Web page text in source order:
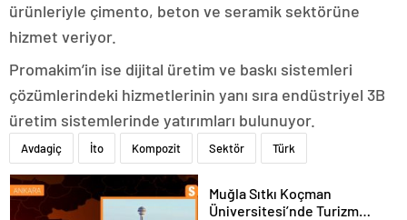
ürünleriyle çimento, beton ve seramik sektörüne
hizmet veriyor.
Promakim’in ise dijital üretim ve baskı sistemleri
çözümlerindeki hizmetlerinin yanı sıra endüstriyel 3B
üretim sistemlerinde yatırımları bulunuyor.
Avdagiç İto Kompozit Sektör Türk
Muğla Sıtkı Koçman
Üniversitesi’nde Turizm